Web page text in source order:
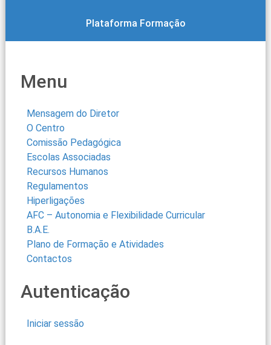
Plataforma Formação
Menu
Mensagem do Diretor
O Centro
Comissão Pedagógica
Escolas Associadas
Recursos Humanos
Regulamentos
Hiperligações
AFC – Autonomia e Flexibilidade Curricular
B.A.E.
Plano de Formação e Atividades
Contactos
Autenticação
Iniciar sessão